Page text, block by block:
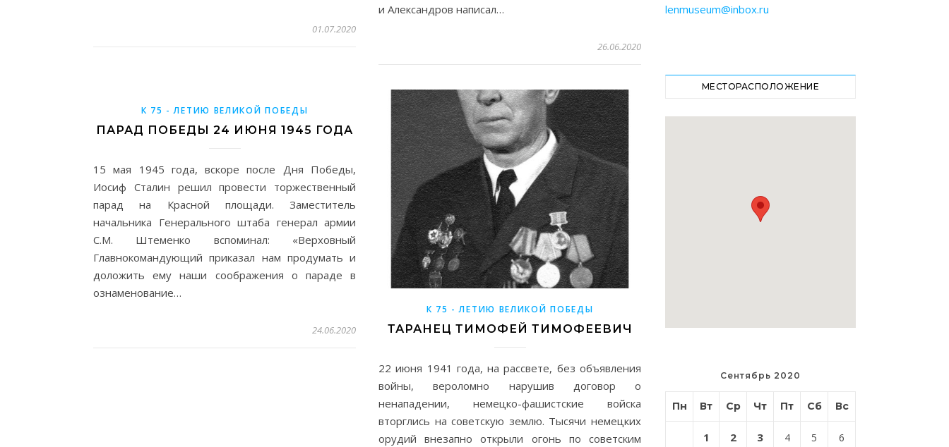
01.07.2020
и Александров написал…
26.06.2020
К 75 - ЛЕТИЮ ВЕЛИКОЙ ПОБЕДЫ
ПАРАД ПОБЕДЫ 24 ИЮНЯ 1945 ГОДА
15 мая 1945 года, вскоре после Дня Победы,
Иосиф Сталин решил провести торжественный
парад на Красной площади. Заместитель
начальника Генерального штаба генерал армии
С.М. Штеменко вспоминал: «Верховный
Главнокомандующий приказал нам продумать и
доложить ему наши соображения о параде в
ознаменование…
24.06.2020
К 75 - ЛЕТИЮ ВЕЛИКОЙ ПОБЕДЫ
ТАРАНЕЦ ТИМОФЕЙ ТИМОФЕЕВИЧ
22 июня 1941 года, на рассвете, без объявления
войны, вероломно нарушив договор о
ненападении, немецко-фашистские войска
вторглись на советскую землю. Тысячи немецких
орудий внезапно открыли огонь по советским
lenmuseum@inbox.ru
МЕСТОРАСПОЛОЖЕНИЕ
Сентябрь 2020
Пн Вт Ср Чт Пт Сб Вс
1 2 3 4 5 6